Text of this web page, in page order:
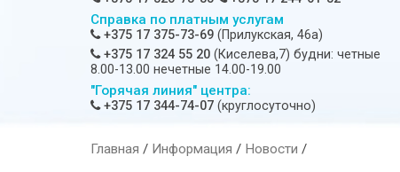
Справка по платным услугам
+375 17 375-73-69 (Прилукская, 46а)
+375 17 324 55 20 (Киселева,7) будни: четные
8.00-13.00 нечетные 14.00-19.00
"Горячая линия" центра:
+375 17 344-74-07 (круглосуточно)
Главная / Информация / Новости /